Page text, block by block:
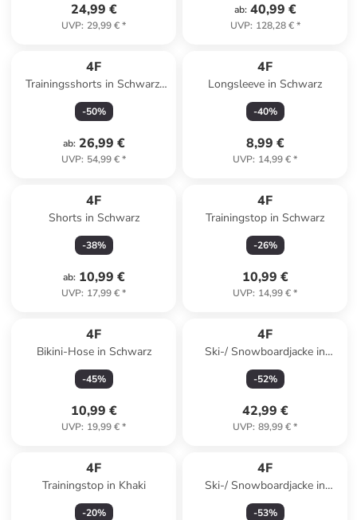
24,99 €
UVP: 29,99 €*
ab: 40,99 €
UVP: 128,28 €*
4F
Trainingsshorts in Schwarz/
Pink
-50%
ab: 26,99 €
UVP: 54,99 €*
4F
Longsleeve in Schwarz
-40%
8,99 €
UVP: 14,99 €*
4F
Shorts in Schwarz
-38%
ab: 10,99 €
UVP: 17,99 €*
4F
Trainingstop in Schwarz
-26%
10,99 €
UVP: 14,99 €*
4F
Bikini-Hose in Schwarz
-45%
10,99 €
UVP: 19,99 €*
4F
Ski-/ Snowboardjacke in
Dunkelblau
-52%
42,99 €
UVP: 89,99 €*
4F
Trainingstop in Khaki
-20%
4F
Ski-/ Snowboardjacke in
Hellblau
-53%